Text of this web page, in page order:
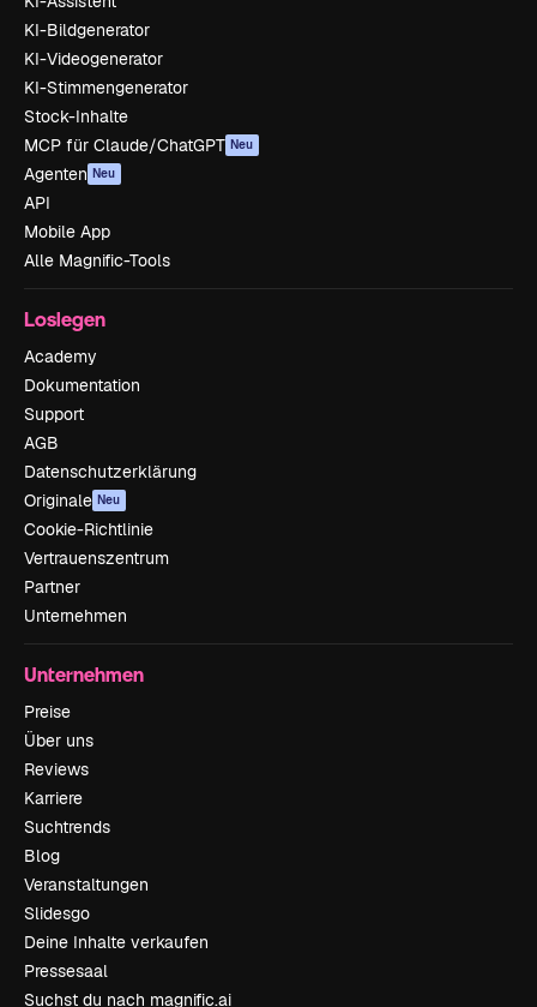
KI-Bildgenerator
KI-Videogenerator
KI-Stimmengenerator
Stock-Inhalte
MCP für Claude/ChatGPT Neu
Agenten Neu
API
Mobile App
Alle Magnific-Tools
Loslegen
Academy
Dokumentation
Support
AGB
Datenschutzerklärung
Originale Neu
Cookie-Richtlinie
Vertrauenszentrum
Partner
Unternehmen
Unternehmen
Preise
Über uns
Reviews
Karriere
Suchtrends
Blog
Veranstaltungen
Slidesgo
Deine Inhalte verkaufen
Pressesaal
Suchst du nach magnific.ai